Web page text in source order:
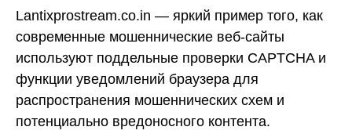
Lantixprostream.co.in — яркий пример того, как
современные мошеннические веб-сайты
используют поддельные проверки CAPTCHA и
функции уведомлений браузера для
распространения мошеннических схем и
потенциально вредоносного контента.